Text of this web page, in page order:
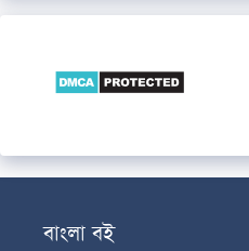
বাংলা বই